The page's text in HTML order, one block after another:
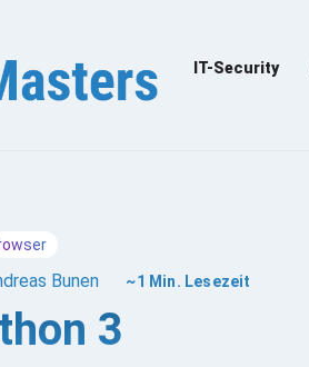
IT-Security
Bunen ~1 Min. Lesezeit
3